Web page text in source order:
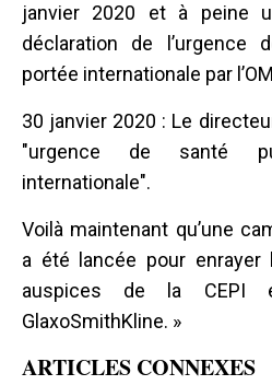
janvier 2020 et à peine
déclaration de l’urgence
portée internationale par
30 janvier 2020 : Le
"urgence de santé
internationale".
Voilà maintenant qu’une
a été lancée pour enrayer
auspices de la CEPI
GlaxoSmithKline. »
ARTICLES CONNEXES